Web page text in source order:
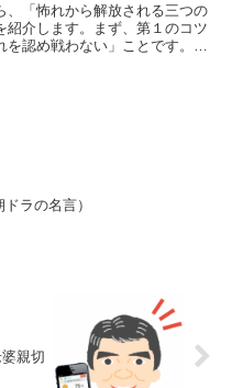
、「怖れから解放される三つの
紹介します。まず、第１のコツ
を認め戦わない」ことです。怖
ラの名言）
親切